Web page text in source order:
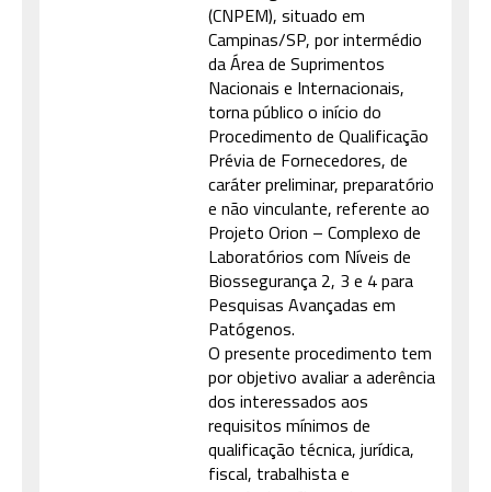
(CNPEM), situado em
Campinas/SP, por intermédio
da Área de Suprimentos
Nacionais e Internacionais,
torna público o início do
Procedimento de Qualificação
Prévia de Fornecedores, de
caráter preliminar, preparatório
e não vinculante, referente ao
Projeto Orion – Complexo de
Laboratórios com Níveis de
Biossegurança 2, 3 e 4 para
Pesquisas Avançadas em
Patógenos.
O presente procedimento tem
por objetivo avaliar a aderência
dos interessados aos
requisitos mínimos de
qualificação técnica, jurídica,
fiscal, trabalhista e